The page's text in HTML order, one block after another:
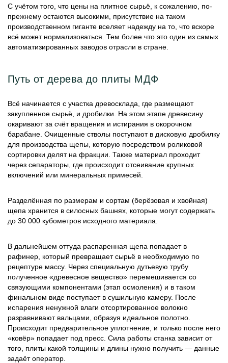
С учётом того, что цены на плитное сырьё, к сожалению, по-
прежнему остаются высокими, присутствие на таком
производственном гиганте вселяет надежду на то, что вскоре
всё может нормализоваться. Тем более что это один из самых
автоматизированных заводов отрасли в стране.
Путь от дерева до плиты МДФ
Всё начинается с участка древосклада, где размещают
закупленное сырьё, и дробилки. На этом этапе древесину
окаривают за счёт вращения и истирания в окорочном
барабане. Очищенные стволы поступают в дисковую дробилку
для производства щепы, которую посредством роликовой
сортировки делят на фракции. Также материал проходит
через сепараторы, где происходит отсеивание крупных
включений или минеральных примесей.
Разделённая по размерам и сортам (берёзовая и хвойная)
щепа хранится в силосных башнях, которые могут содержать
до 30 000 кубометров исходного материала.
В дальнейшем оттуда распаренная щепа попадает в
рафинер, который превращает сырьё в необходимую по
рецептуре массу. Через специальную дутьевую трубу
полученное «древесное вещество» перемешивается со
связующими компонентами (этап осмоления) и в таком
финальном виде поступает в сушильную камеру. После
испарения ненужной влаги отсортированное волокно
разравнивают вальцами, образуя идеальное полотно.
Происходит предварительное уплотнение, и только после него
«ковёр» попадает под пресс. Сила работы станка зависит от
того, плиты какой толщины и длины нужно получить — данные
задаёт оператор.